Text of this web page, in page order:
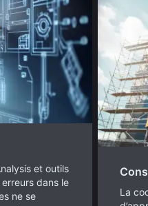
et outils
dans le
ne se
La